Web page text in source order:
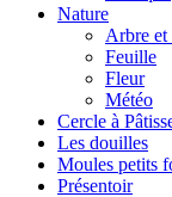
Nature
Arbre
Feuille
Fleur
Météo
Cercle à
Les douilles
Moules petits
Présentoir